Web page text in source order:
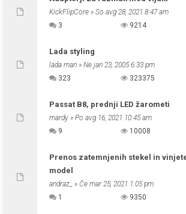
KickFlipCore » So avg 28, 2021 8:47 am
3
9214
Lada styling
lada man » Ne jan 23, 2005 6:33 pm
323
323375
Passat B8, prednji LED žarometi
mardy » Po avg 16, 2021 10:45 am
9
10008
Prenos zatemnjenih stekel in
model
andraz_ » Če mar 25, 2021 1:05 pm
1
9350